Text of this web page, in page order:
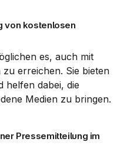
von kostenlosen
es, auch mit
erreichen. Sie bieten
helfen dabei, die
Medien zu bringen.
Pressemitteilung im